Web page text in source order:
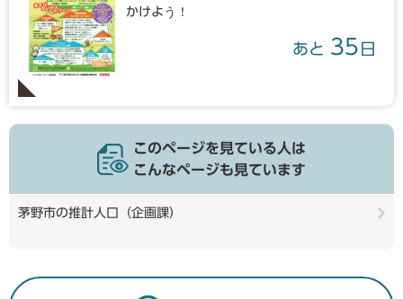
かけよう！
あと 35 日
このページを見ている人は
こんなページも見ています
茅野市の推計人口（企画課）